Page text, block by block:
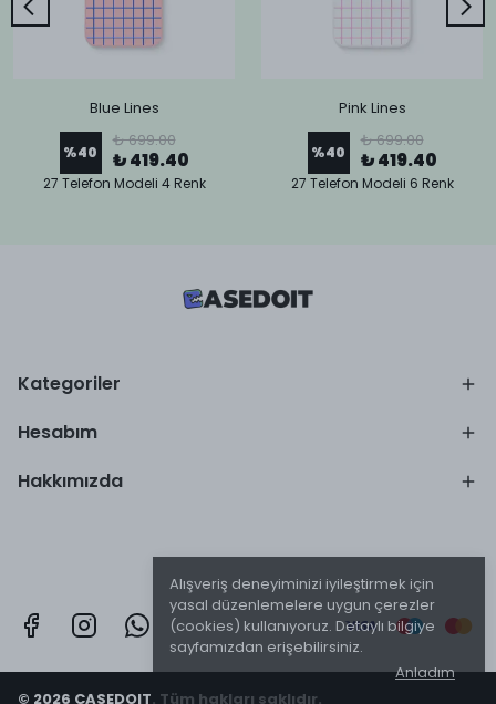
Alışveriş deneyiminizi iyileştirmek için
yasal düzenlemelere uygun çerezler
(cookies) kullanıyoruz. Detaylı bilgiye
sayfamızdan erişebilirsiniz.
Anladım
Blue Lines
%40
₺ 699.00
₺ 419.40
27 Telefon Modeli 4 Renk
Pink Lines
%40
₺ 699.00
₺ 419.40
27 Telefon Modeli 6 Renk
Kategoriler
Hesabım
Hakkımızda
© 2026 CASEDOIT. Tüm hakları saklıdır.